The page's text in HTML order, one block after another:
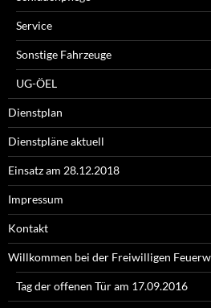
Service
Sonstige Fahrzeuge
UG-ÖEL
Dienstplan
Dienstpläne aktuell
Einsatz am 28.12.2018
Impressum
Kontakt
Willkommen bei der Freiwilligen
Tag der offenen Tür am 17.09.2016